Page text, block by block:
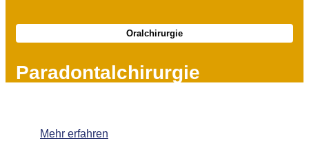
Oralchirurgie
Paradontalchirurgie
Mehr erfahren